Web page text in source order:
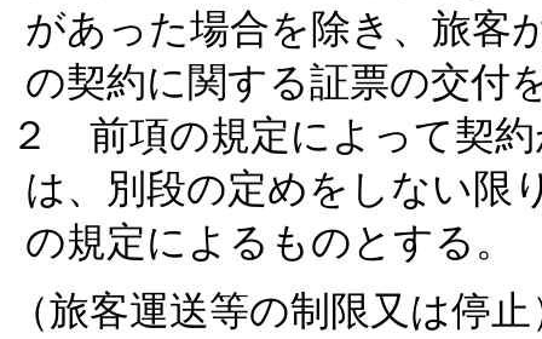
があった場合を除き、旅客
の契約に関する証票の交付
２ 前項の規定によって契
は、別段の定めをしない限
の規定によるものとする。
（旅客運送等の制限又は停止